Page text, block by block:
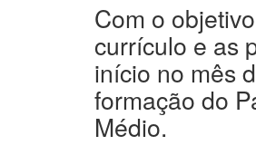
Com o
currículo e as
início no mês
formação do
Médio.